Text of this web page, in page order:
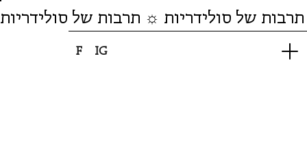
F IG
של סולידריות ☼ תרבות של סולידריות